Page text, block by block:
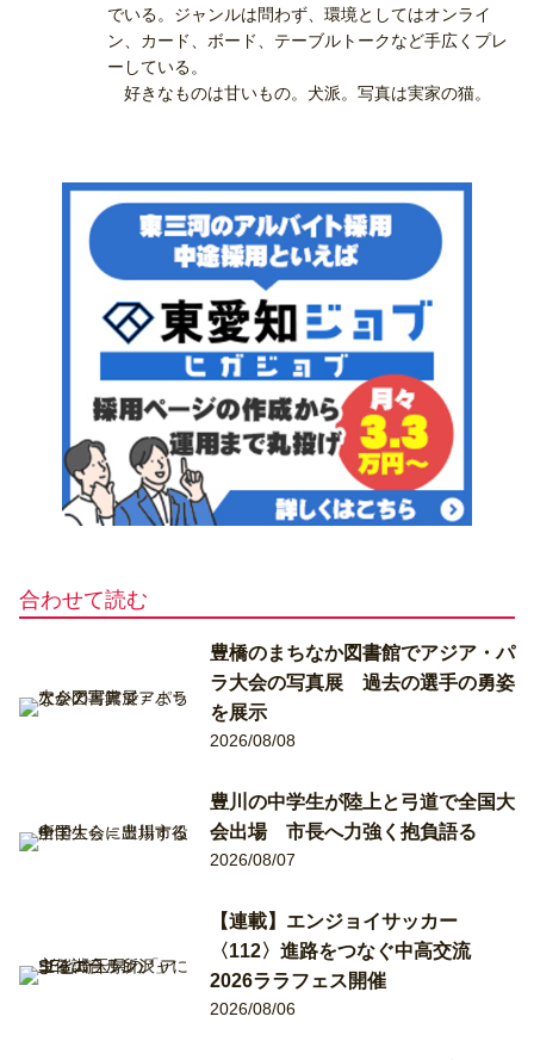
でいる。ジャンルは問わず、環境としてはオンライ
ン、カード、ボード、テーブルトークなど手広くプレ
ーしている。
好きなものは甘いもの。犬派。写真は実家の猫。
合わせて読む
豊橋のまちなか図書館でアジア・パ
ラ大会の写真展 過去の選手の勇姿
を展示
2026/08/08
豊川の中学生が陸上と弓道で全国大
会出場 市長へ力強く抱負語る
2026/08/07
【連載】エンジョイサッカー
〈112〉進路をつなぐ中高交流
2026ララフェス開催
2026/08/06